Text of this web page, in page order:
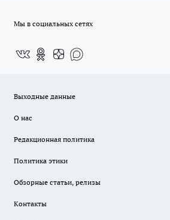
Мы в социальных сетях
Выходные данные
О нас
Редакционная политика
Политика этики
Обзорные статьи, релизы
Контакты